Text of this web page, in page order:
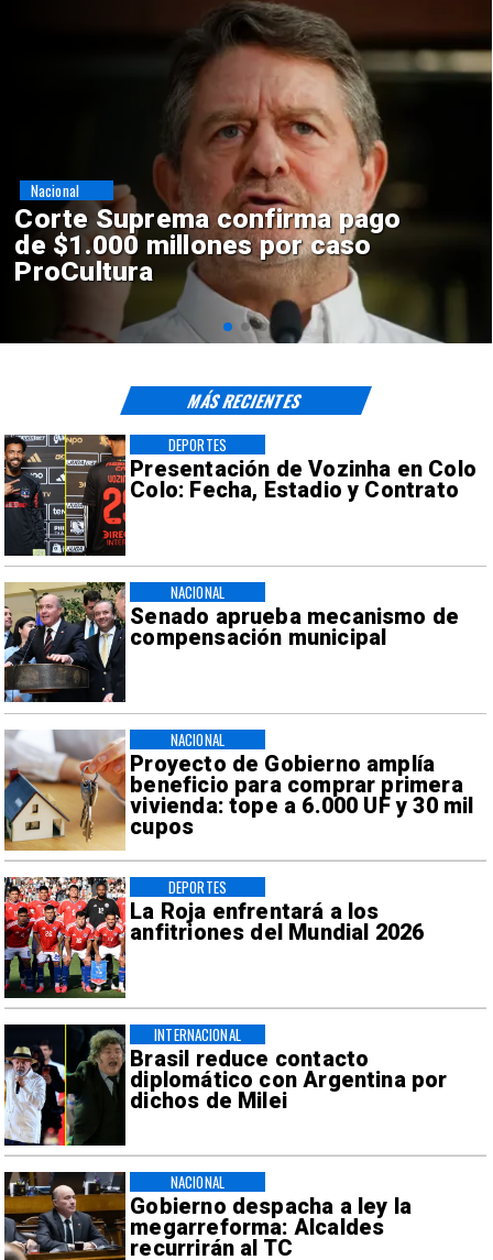
Codelco suspende
construcción de Andes Norte
en El Teniente por riesgos
sísmicos
Nacional
Presentación de Vozinha en Colo
Colo: Fecha, Estadio y Contrato
DEPORTES
Senado aprueba mecanismo de
compensación municipal
NACIONAL
Proyecto de Gobierno amplía
beneficio para comprar primera
vivienda: tope a 6.000 UF y 30 mil
cupos
NACIONAL
La Roja enfrentará a los
anfitriones del Mundial 2026
DEPORTES
Brasil reduce contacto
diplomático con Argentina por
dichos de Milei
INTERNACIONAL
Gobierno despacha a ley la
megarreforma: Alcaldes
recurrirán al TC
NACIONAL
MÁS RECIENTES